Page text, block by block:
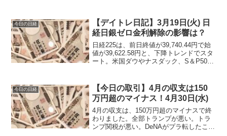
今日の日経
【デイトレ日記】3月19日(火) 日
経日銀ゼロ金利解除の影響は？
日経225は、前日終値が39,740.44円で始
値が39,622.58円と、下降トレンドでスタ
ート。米国ダウやナスダック、S＆P500
今日の日経
【今日の取引】4月の収支は150
万円超のマイナス！4月30日(水)
4月の収支は、150万円超のマイナスで終
わりました。全部トランプが悪い。トラ
ンプ関税が悪い。DeNAがプラ転したこと